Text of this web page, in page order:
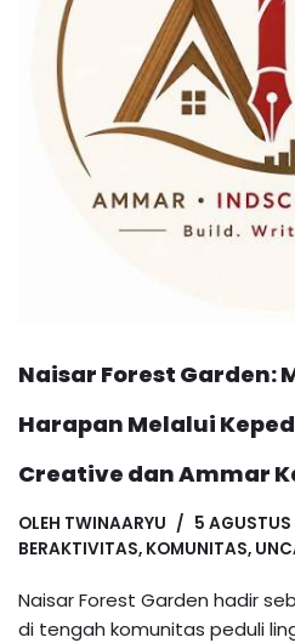
Naisar Forest Garden:
Harapan Melalui
Creative dan Ammar
OLEH TWINAARYU
5
BERAKTIVITAS, KOMUNITAS,
Naisar Forest Garden hadir
di tengah komunitas peduli